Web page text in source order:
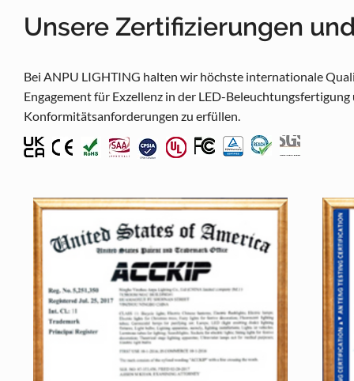
Unsere Zertifizierungen
Bei ANPU LIGHTING halten wir höchste internationale
Engagement für Exzellenz in der LED-
Konformitätsanforderungen zu erfüllen.